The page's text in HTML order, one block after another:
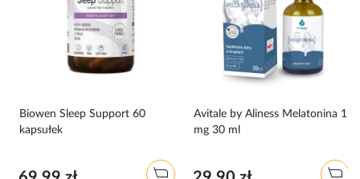
Biowen Sleep Support 60
kapsułek
Avitale by Aliness Melatonina 1
mg 30 ml